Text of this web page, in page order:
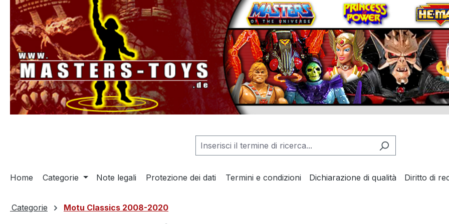
Passa alla navigazione principale
Home Categorie Note legali Protezione dei dati Termini e condizioni Dichiarazione di qualità Diritto di
Categorie Motu Classics 2008-2020